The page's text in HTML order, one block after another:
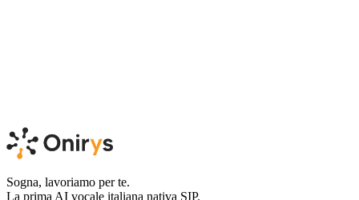
Sogna, lavoriamo per te.
La prima AI vocale italiana nativa SIP.